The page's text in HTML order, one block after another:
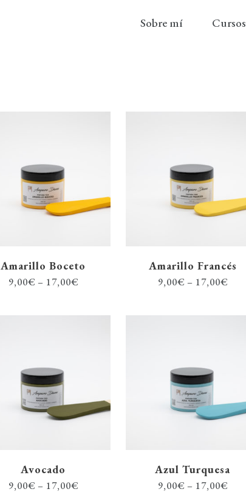
Sobre mí Cursos
Amarillo Boceto
9,00€ – 17,00€
Amarillo Francés
9,00€ – 17,00€
Avocado
9,00€ – 17,00€
Azul Turquesa
9,00€ – 17,00€